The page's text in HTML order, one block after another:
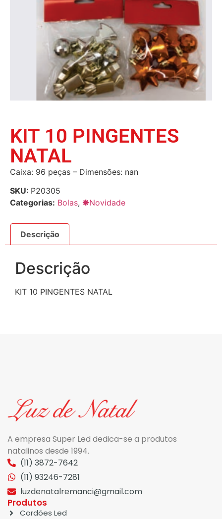
KIT 10 PINGENTES
NATAL
Caixa: 96 peças – Dimensões: nan
SKU: P20305
Categorias: Bolas, 🞿Novidade
Descrição
Descrição
KIT 10 PINGENTES NATAL
A empresa Super Led dedica-se a produtos
natalinos desde 1994.
(11) 3872-7642
(11) 93246-7281
luzdenatalremanci@gmail.com
Produtos
Cordões Led